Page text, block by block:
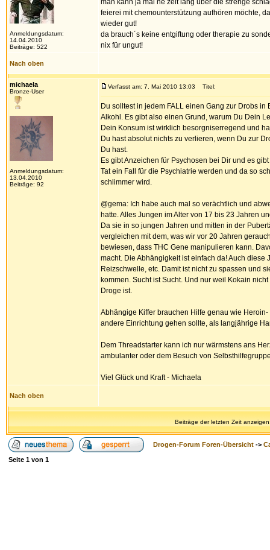
Anmeldungsdatum:
14.04.2010
Beiträge: 522
man kann ja mal ne zeit lang über die strenge
feierei mit chemounterstützung aufhören möchte,
wieder gut!
da brauch´s keine entgiftung oder therapie zu
nix für ungut!
Nach oben
michaela
Bronze-User
Anmeldungsdatum:
13.04.2010
Beiträge: 92
Verfasst am: 7. Mai 2010 13:03 Titel:
Du solltest in jedem FALL einen Gang zur Drobs
Alkohl. Es gibt also einen Grund, warum Du Dein
Dein Konsum ist wirklich besorgniserregend und
Du hast absolut nichts zu verlieren, wenn Du zur
Du hast.
Es gibt Anzeichen für Psychosen bei Dir und es
Tat ein Fall für die Psychiatrie werden und da so
schlimmer wird.
@gema: Ich habe auch mal so verächtlich und
hatte. Alles Jungen im Alter von 17 bis 23 Jahren
Da sie in so jungen Jahren und mitten in der
vergleichen mit dem, was wir vor 20 Jahren
bewiesen, dass THC Gene manipulieren kann.
macht. Die Abhängigkeit ist einfach da! Auch
Reizschwelle, etc. Damit ist nicht zu spassen und
kommen. Sucht ist Sucht. Und nur weil Kokain
Droge ist.
Abhängige Kiffer brauchen Hilfe genau wie
andere Einrichtung gehen sollte, als langjährige
Dem Threadstarter kann ich nur wärmstens ans
ambulanter oder dem Besuch von
Viel Glück und Kraft - Michaela
Nach oben
Beiträge der letzten Zeit
Drogen-Forum Foren-Übersicht ->
Seite 1 von 1